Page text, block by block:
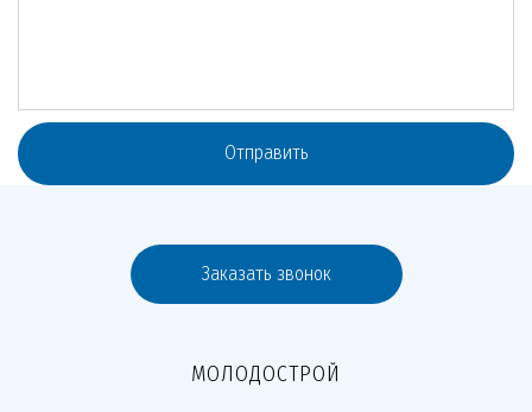
Отправить
Заказать звонок
МОЛОДОСТРОЙ